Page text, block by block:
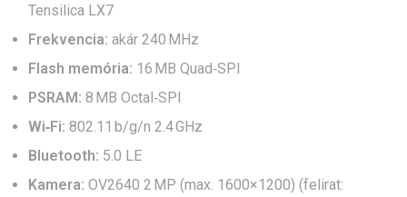
Tensilica LX7
Frekvencia: akár 240 MHz
Flash memória: 16 MB Quad‑SPI
PSRAM: 8 MB Octal‑SPI
Wi‑Fi: 802.11 b/g/n 2.4 GHz
Bluetooth: 5.0 LE
Kamera: OV2640 2 MP (max. 1600×1200) (felirat: